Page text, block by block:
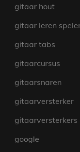
gitaar hout
gitaar leren
gitaar tabs
gitaarcursus
gitaarsnaren
gitaarversterker
gitaarversterkers
google